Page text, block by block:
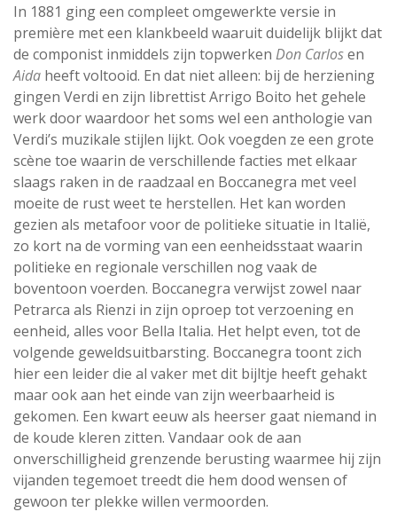
In 1881 ging een compleet omgewerkte versie in
première met een klankbeeld waaruit duidelijk blijkt dat
de componist inmiddels zijn topwerken Don Carlosen
Aida heeft voltooid. En dat niet alleen: bij de herziening
gingen Verdi en zijn librettist Arrigo Boito het gehele
werk door waardoor het soms wel een anthologie van
Verdi’s muzikale stijlen lijkt. Ook voegden ze een grote
scène toe waarin de verschillende facties met elkaar
slaags raken in de raadzaal en Boccanegra met veel
moeite de rust weet te herstellen. Het kan worden
gezien als metafoor voor de politieke situatie in Italië,
zo kort na de vorming van een eenheidsstaat waarin
politieke en regionale verschillen nog vaak de
boventoon voerden. Boccanegra verwijst zowel naar
Petrarca als Rienzi in zijn oproep tot verzoening en
eenheid, alles voor Bella Italia. Het helpt even, tot de
volgende geweldsuitbarsting. Boccanegra toont zich
hier een leider die al vaker met dit bijltje heeft gehakt
maar ook aan het einde van zijn weerbaarheid is
gekomen. Een kwart eeuw als heerser gaat niemand in
de koude kleren zitten. Vandaar ook de aan
onverschilligheid grenzende berusting waarmee hij zijn
vijanden tegemoet treedt die hem dood wensen of
gewoon ter plekke willen vermoorden.